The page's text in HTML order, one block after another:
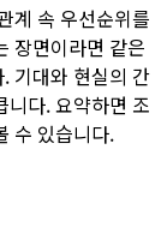
계 속 우선순위를
장면이라면 같은
기대와 현실의 간
니다. 요약하면 조
수 있습니다.